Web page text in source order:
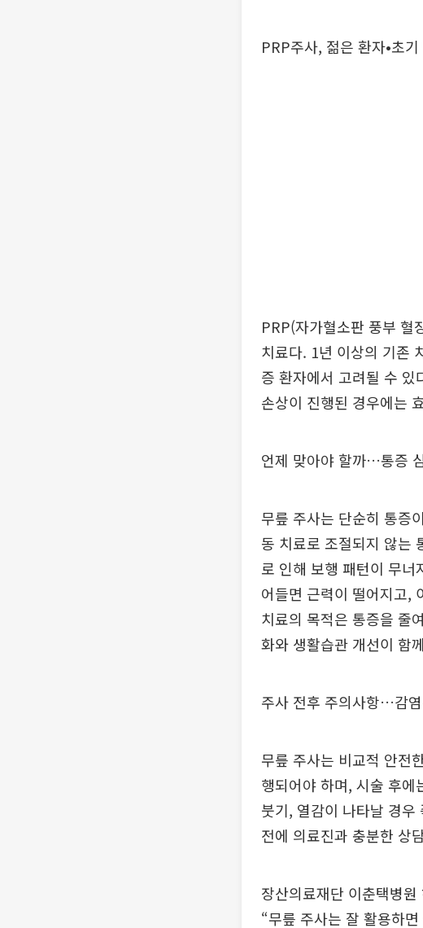
PRP주사, 젊은 환자•초
PRP(자가혈소판 풍부 혈
치료다. 1년 이상의 기존
증 환자에서 고려될 수
손상이 진행된 경우에는
언제 맞아야 할까…통증
무릎 주사는 단순히 통증
동 치료로 조절되지 않는
로 인해 보행 패턴이 무
어들면 근력이 떨어지고,
치료의 목적은 통증을 줄
화와 생활습관 개선이 함
주사 전후 주의사항…감염
무릎 주사는 비교적 안전
행되어야 하며, 시술 후
붓기, 열감이 나타날 경
전에 의료진과 충분한 상
장산의료재단 이춘택병
“무릎 주사는 잘 활용하